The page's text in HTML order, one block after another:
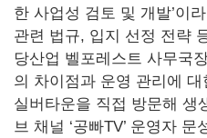
한 사업성 검토 및 개발’이
관련 법규, 입지 선정 전략
당산업 벨포레스트 사무국
의 차이점과 운영 관리에
실버타운을 직접 방문해 생
브 채널 ‘공빠TV’ 운영자